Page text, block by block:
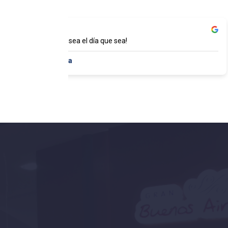
Excelente trato sea el día que sea!
Javi Da Corsa